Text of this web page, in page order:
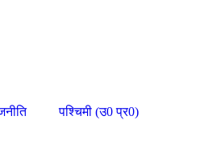
पश्चिमी (उ0 प्र0)